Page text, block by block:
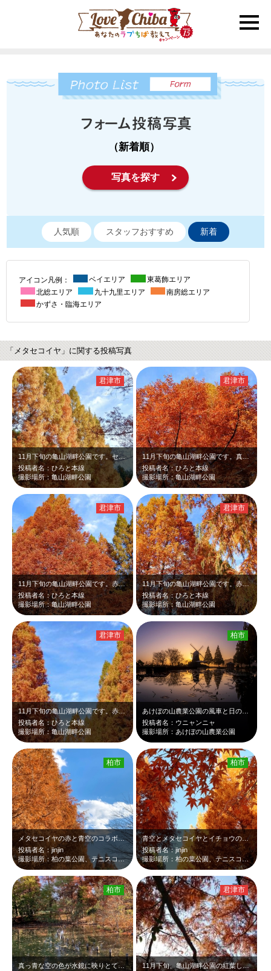
toggle
（新着順）
写真を探す
人気順 スタッフおすすめ 新着
アイコン凡例： ベイエリア
東葛飾エリア
北総エリア
九十九里エリア
南房総エリア
かずさ・臨海エリア
「メタセコイヤ」に関する投稿写真
11月下旬の亀山湖畔公園です。セピア色に紅葉したメタセコイヤ並木が青い空に映え…
投稿者名：ひろと本線
撮影場所：亀山湖畔公園
君津市
11月下旬の亀山湖畔公園です。真っ赤に紅葉したメタセコイヤが青空に映えて綺麗で…
投稿者名：ひろと本線
撮影場所：亀山湖畔公園
君津市
11月下旬の亀山湖畔公園です。赤く紅葉したメタセコイヤが青空と白い雲に映えて綺…
投稿者名：ひろと本線
撮影場所：亀山湖畔公園
君津市
11月下旬の亀山湖畔公園です。赤く紅葉した背の高いメタセコイヤが青空に映えて綺…
投稿者名：ひろと本線
撮影場所：亀山湖畔公園
君津市
11月下旬の亀山湖畔公園です。赤く紅葉したメタセコイヤの並木が、青空に映えて綺…
投稿者名：ひろと本線
撮影場所：亀山湖畔公園
君津市
あけぼの山農業公園の風車と日の出です。夏の睡蓮の葉がまだ残っています。モネの絵…
投稿者名：ウニャンニャ
撮影場所：あけぼの山農業公園
柏市
メタセコイヤの赤と青空のコラボレーション
投稿者名：jinjin
撮影場所：柏の葉公園、テニスコート側
柏市
青空とメタセコイヤとイチョウのコラボレーション
投稿者名：jinjin
撮影場所：柏の葉公園、テニスコート側
柏市
真っ青な空の色が水鏡に映りとても素敵な場所
柏市
11月下旬、亀山湖畔公園の紅葉したメタセコイヤを下から撮りました。メタセコイヤ…
君津市